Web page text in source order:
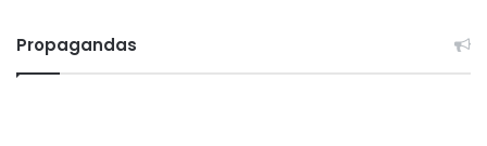
Propagandas